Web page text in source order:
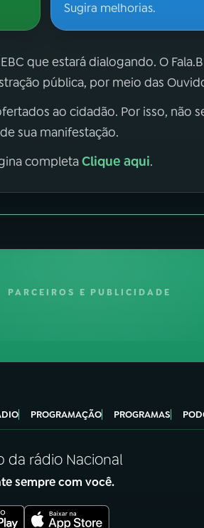
Sugira melhorias.
que estará dialogando. O
pública, por meio das
ao cidadão. Por isso, não
sua manifestação.
completaClique aqui.
PARCEIROS E PUBLICIDADE
PROGRAMAÇÃO PROGRAMAS
da rádio Nacional
sempre com você.